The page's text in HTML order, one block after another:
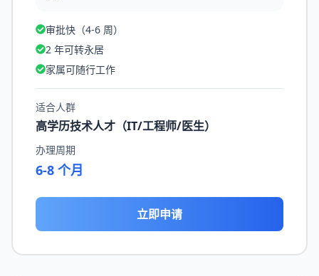
审批快（4-6 周）
2 年可转永居
家属可随行工作
适合人群
高学历技术人才（IT/工程师/医生）
办理周期
6-8 个月
立即申请